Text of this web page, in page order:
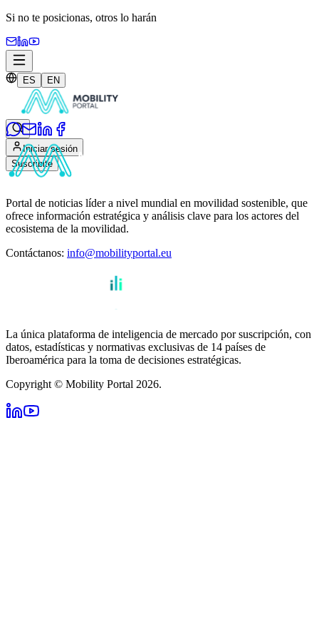
Si no te posicionas, otros lo harán
ES EN
Iniciar sesión
Suscribite
Portal de noticias líder a nivel mundial en movilidad sostenible, que
ofrece información estratégica y análisis clave para los actores del
ecosistema de la movilidad.
Contáctanos: info@mobilityportal.eu
La única plataforma de inteligencia de mercado por suscripción, con
datos, estadísticas y normativas exclusivas de 14 países de
Iberoamérica para la toma de decisiones estratégicas.
Copyright © Mobility Portal 2026.